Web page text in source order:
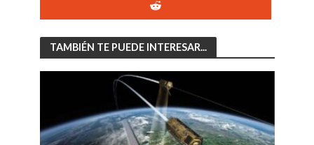
TAMBIÉN TE PUEDE INTERESAR...